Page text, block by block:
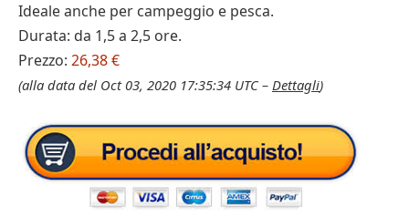
Ideale anche per campeggio e pesca.
Durata: da 1,5 a 2,5 ore.
Prezzo: 26,38 €
(alla data del Oct 03, 2020 17:35:34 UTC – Dettagli)